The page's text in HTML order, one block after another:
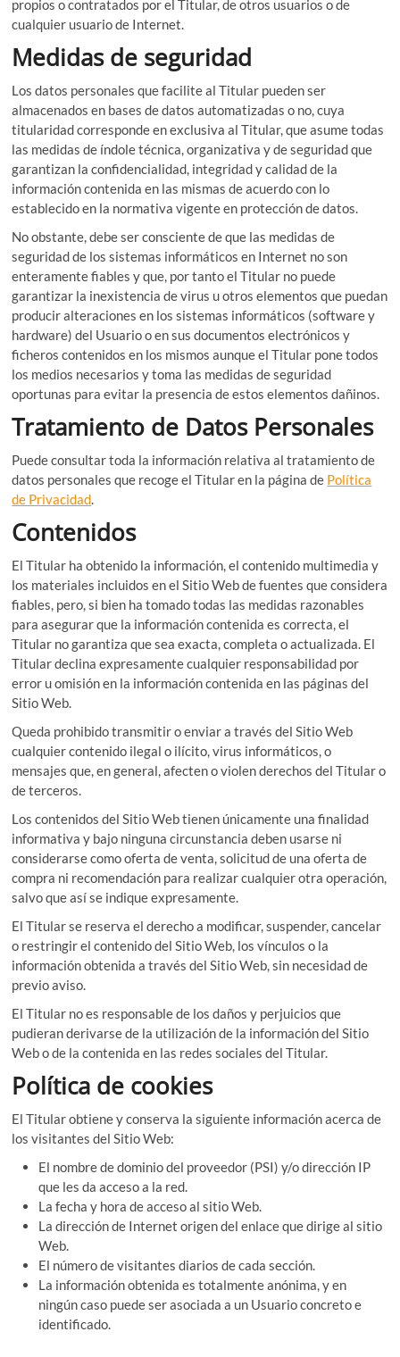
propios o contratados por el Titular, de otros usuarios o de
cualquier usuario de Internet.
Medidas de seguridad
Los datos personales que facilite al Titular pueden ser
almacenados en bases de datos automatizadas o no, cuya
titularidad corresponde en exclusiva al Titular, que asume todas
las medidas de índole técnica, organizativa y de seguridad que
garantizan la confidencialidad, integridad y calidad de la
información contenida en las mismas de acuerdo con lo
establecido en la normativa vigente en protección de datos.
No obstante, debe ser consciente de que las medidas de
seguridad de los sistemas informáticos en Internet no son
enteramente fiables y que, por tanto el Titular no puede
garantizar la inexistencia de virus u otros elementos que puedan
producir alteraciones en los sistemas informáticos (software y
hardware) del Usuario o en sus documentos electrónicos y
ficheros contenidos en los mismos aunque el Titular pone todos
los medios necesarios y toma las medidas de seguridad
oportunas para evitar la presencia de estos elementos dañinos.
Tratamiento de Datos Personales
Puede consultar toda la información relativa al tratamiento de
datos personales que recoge el Titular en la página de Política
de Privacidad.
Contenidos
El Titular ha obtenido la información, el contenido multimedia y
los materiales incluidos en el Sitio Web de fuentes que considera
fiables, pero, si bien ha tomado todas las medidas razonables
para asegurar que la información contenida es correcta, el
Titular no garantiza que sea exacta, completa o actualizada. El
Titular declina expresamente cualquier responsabilidad por
error u omisión en la información contenida en las páginas del
Sitio Web.
Queda prohibido transmitir o enviar a través del Sitio Web
cualquier contenido ilegal o ilícito, virus informáticos, o
mensajes que, en general, afecten o violen derechos del Titular o
de terceros.
Los contenidos del Sitio Web tienen únicamente una finalidad
informativa y bajo ninguna circunstancia deben usarse ni
considerarse como oferta de venta, solicitud de una oferta de
compra ni recomendación para realizar cualquier otra operación,
salvo que así se indique expresamente.
El Titular se reserva el derecho a modificar, suspender, cancelar
o restringir el contenido del Sitio Web, los vínculos o la
información obtenida a través del Sitio Web, sin necesidad de
previo aviso.
El Titular no es responsable de los daños y perjuicios que
pudieran derivarse de la utilización de la información del Sitio
Web o de la contenida en las redes sociales del Titular.
Política de cookies
El Titular obtiene y conserva la siguiente información acerca de
los visitantes del Sitio Web:
El nombre de dominio del proveedor (PSI) y/o dirección IP
que les da acceso a la red.
La fecha y hora de acceso al sitio Web.
La dirección de Internet origen del enlace que dirige al sitio
Web.
El número de visitantes diarios de cada sección.
La información obtenida es totalmente anónima, y en
ningún caso puede ser asociada a un Usuario concreto e
identificado.